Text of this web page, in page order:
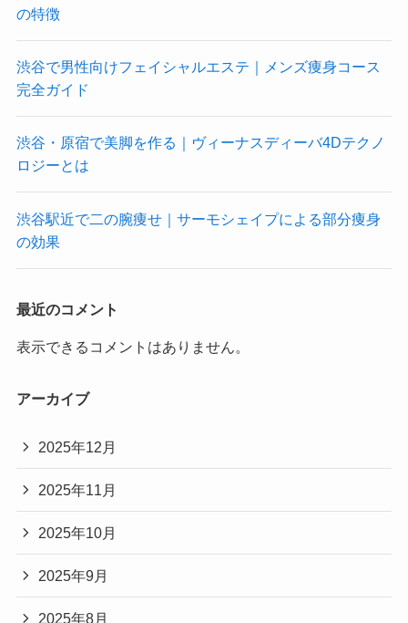
の特徴
渋谷で男性向けフェイシャルエステ｜メンズ痩身コース
完全ガイド
渋谷・原宿で美脚を作る｜ヴィーナスディーバ4Dテクノ
ロジーとは
渋谷駅近で二の腕痩せ｜サーモシェイプによる部分痩身
の効果
最近のコメント
表示できるコメントはありません。
アーカイブ
2025年12月
2025年11月
2025年10月
2025年9月
2025年8月